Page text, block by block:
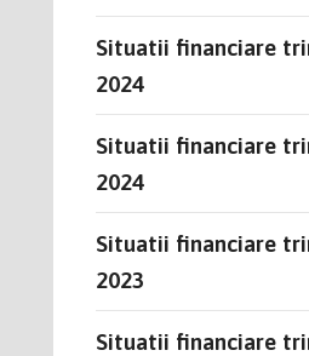
Situatii financiare
2024
Situatii financiare
2024
Situatii financiare
2023
Situatii financiare